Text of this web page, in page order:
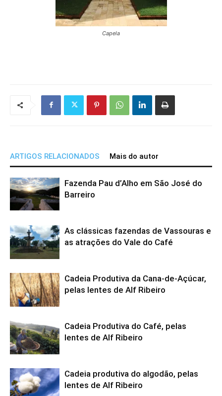
Capela
ARTIGOS RELACIONADOS Mais do autor
Fazenda Pau d’Alho em São José do
Barreiro
As clássicas fazendas de Vassouras e
as atrações do Vale do Café
Cadeia Produtiva da Cana-de-Açúcar,
pelas lentes de Alf Ribeiro
Cadeia Produtiva do Café, pelas
lentes de Alf Ribeiro
Cadeia produtiva do algodão, pelas
lentes de Alf Ribeiro